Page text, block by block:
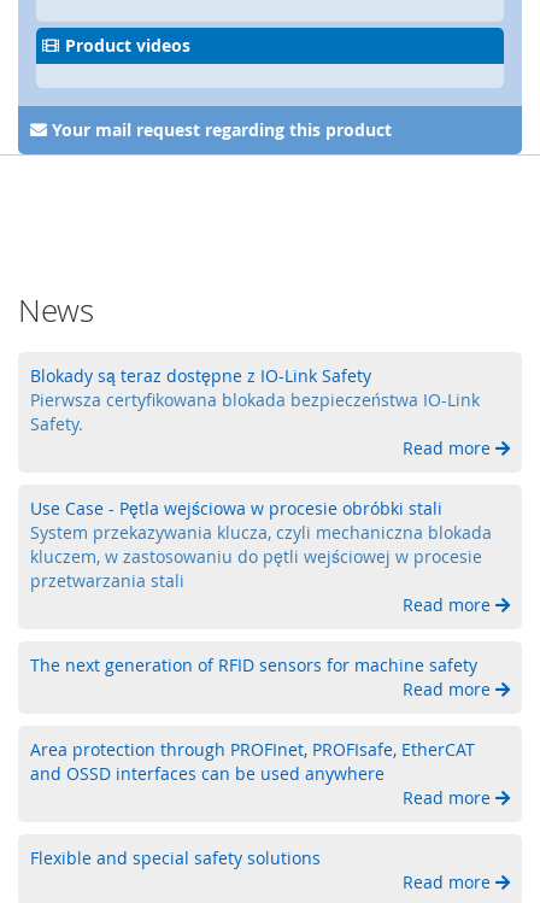
k
i
b
e
p
i
s
t
a
,
R
F
S
y
s
y
c
z
e
Product videos
Your mail request regarding this product
News
Blokady są teraz dostępne z IO-Link Safety
Pierwsza certyfikowana blokada bezpieczeństwa IO-Link
Safety.
Read more
Use Case - Pętla wejściowa w procesie obróbki stali
System przekazywania klucza, czyli mechaniczna blokada
kluczem, w zastosowaniu do pętli wejściowej w procesie
przetwarzania stali
Read more
The next generation of RFID sensors for machine safety
Read more
Area protection through PROFInet, PROFIsafe, EtherCAT
and OSSD interfaces can be used anywhere
Read more
Flexible and special safety solutions
Read more